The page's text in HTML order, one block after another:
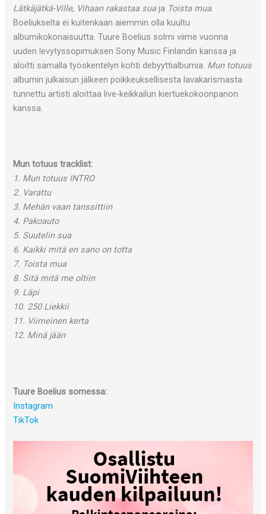
Lätkäjätkä-Ville, Vihaan rakastaa sua ja Toista mua.
Boeliukselta ei kuitenkaan aiemmin olla kuultu
albumikokonaisuutta. Tuure Boelius solmi viime vuonna
uuden levytyssopimuksen Sony Music Finlandin kanssa ja
aloitti samalla työskentelyn kohti debyyttialbumia. Mun totuus
albumin julkaisun jälkeen poikkeuksellisesta lavakarismasta
tunnettu artisti aloittaa live-keikkailun kiertuekokoonpanon
kanssa.
Mun totuus tracklist:
1. Mun totuus INTRO
2. Varattu
3. Mehän vaan tanssittiin
4. Pakoauto
5. Suutelin sua
6. Kaikki mitä en sano on totta
7. Toista mua
8. Sitä mitä me oltiin
9. Läpi
10. 250 Liekkii
11. Viimeinen kerta
12. Minä jään
Tuure Boelius somessa:
Instagram
TikTok